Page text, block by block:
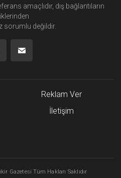
amaçlıdır, dış bağlantıların
sorumlu değildir.
Reklam Ver
İletişim
Gazetesi Tüm Hakları Saklıdır